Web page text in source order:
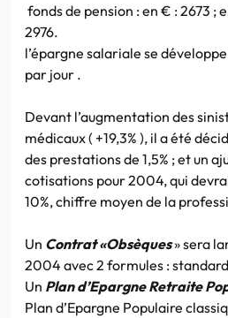
fonds de pension : en € : 2673 ;
2976.
l’épargne salariale se
par jour .
Devant l’augmentation des
médicaux ( +19,3% ), il a été
des prestations de 1,5% ; et un
cotisations pour 2004, qui
10%, chiffre moyen de la
Un Contrat «Obsèques» sera
2004 avec 2 formules :
Un Plan d’Epargne Retraite
Plan d’Epargne Populaire